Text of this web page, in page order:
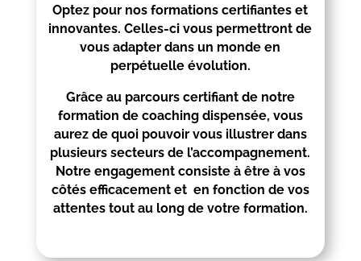
Optez pour nos formations certifiantes et
innovantes. Celles-ci vous permettront de
vous adapter dans un monde en
perpétuelle évolution.
Grâce au parcours certifiant de notre
formation de coaching dispensée, vous
aurez de quoi pouvoir vous illustrer dans
plusieurs secteurs de l’accompagnement.
Notre engagement consiste à être à vos
côtés efficacement et en fonction de vos
attentes tout au long de votre formation.